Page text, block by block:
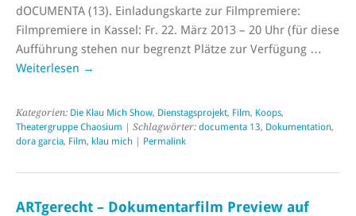
dOCUMENTA (13). Einladungskarte zur Filmpremiere:
Filmpremiere in Kassel: Fr. 22. März 2013 – 20 Uhr (für diese
Aufführung stehen nur begrenzt Plätze zur Verfügung …
Weiterlesen →
Kategorien: Die Klau Mich Show, Dienstagsprojekt, Film, Koops,
Theatergruppe Chaosium | Schlagwörter: documenta 13, Dokumentation,
dora garcia, Film, klau mich | Permalink
ARTgerecht – Dokumentarfilm Preview auf